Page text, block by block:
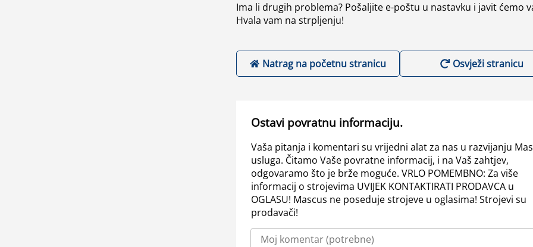
Ima li drugih problema? Pošaljite e-poštu u nastavku i javit ćemo
Hvala vam na strpljenju!
Natrag na početnu stranicu Osvježi stranicu
Ostavi povratnu informaciju.
Vaša pitanja i komentari su vrijedni alat za nas u razvijanju
usluga. Čitamo Vaše povratne informacij, i na Vaš zahtjev,
odgovaramo što je brže moguće. VRLO POMEMBNO: Za više
informacij o strojevima UVIJEK KONTAKTIRATI PRODAVCA u
OGLASU! Mascus ne poseduje strojeve u oglasima! Strojevi su
prodavači!